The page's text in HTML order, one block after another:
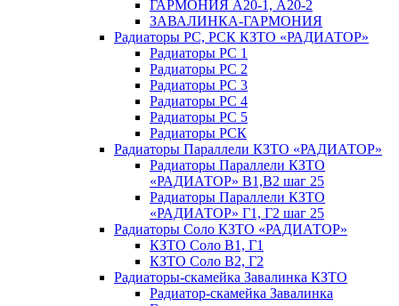
ГАРМОНИЯ А20-1, А20-2
ЗАВАЛИНКА-ГАРМОНИЯ
Радиаторы РС, РСК КЗТО «РАДИАТОР»
Радиаторы РС 1
Радиаторы РС 2
Радиаторы РС 3
Радиаторы РС 4
Радиаторы РС 5
Радиаторы РСК
Радиаторы Параллели КЗТО «РАДИАТОР»
Радиаторы Параллели КЗТО
«РАДИАТОР» В1,В2 шаг 25
Радиаторы Параллели КЗТО
«РАДИАТОР» Г1, Г2 шаг 25
Радиаторы Соло КЗТО «РАДИАТОР»
КЗТО Соло В1, Г1
КЗТО Соло В2, Г2
Радиаторы-скамейка Завалинка КЗТО
Радиатор-скамейка Завалинка